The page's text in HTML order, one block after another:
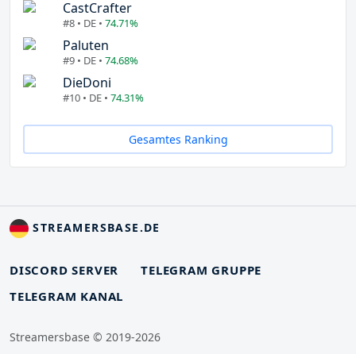
CastCrafter
#8 • DE • 74.71%
Paluten
#9 • DE • 74.68%
DieDoni
#10 • DE • 74.31%
Gesamtes Ranking
STREAMERSBASE.DE
DISCORD SERVER
TELEGRAM GRUPPE
TELEGRAM KANAL
Streamersbase © 2019-2026